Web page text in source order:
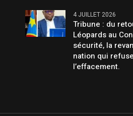
4 JUILLET 2026
Tribune : du
Léopards au
sécurité, la
nation qui refuse
l’effacement.